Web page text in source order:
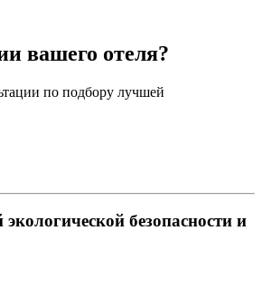
вашего отеля?
по подбору лучшей
безопасности и